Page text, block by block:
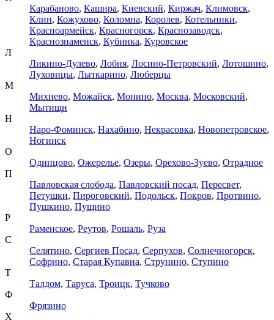
Карабаново, Кашира, Киевский, Киржач, Климовск,
Клин, Кожухово, Коломна, Королев, Котельники,
Красноармейск, Красногорск, Краснозаводск,
Краснознаменск, Кубинка, Куровское
Л
Ликино-Дулево, Лобня, Лосино-Петровский, Лотошино,
Луховицы, Лыткарино, Люберцы
М
Михнево, Можайск, Монино, Москва, Московский,
Мытищи
Н
Наро-Фоминск, Нахабино, Некрасовка, Новопетровское,
Ногинск
О
Одинцово, Ожерелье, Озеры, Орехово-Зуево, Отрадное
П
Павловская слобода, Павловский посад, Пересвет,
Петушки, Пироговский, Подольск, Покров, Протвино,
Пушкино, Пущино
Р
Раменское, Реутов, Рошаль, Руза
С
Селятино, Сергиев Посад, Серпухов, Солнечногорск,
Софрино, Старая Купавна, Струнино, Ступино
Т
Талдом, Таруса, Троицк, Тучково
Ф
Фрязино
Х